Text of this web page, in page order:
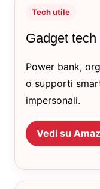
Tech utile
Gadget
Power bank,
o supporti
impersonali.
Vedi su